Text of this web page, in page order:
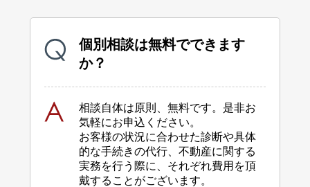
個別相談は無料でできます
か？
相談自体は原則、無料です。是非お
気軽にお申込ください。
お客様の状況に合わせた診断や具体
的な手続きの代行、不動産に関する
実務を行う際に、 それぞれ費用を頂
戴することがございます。